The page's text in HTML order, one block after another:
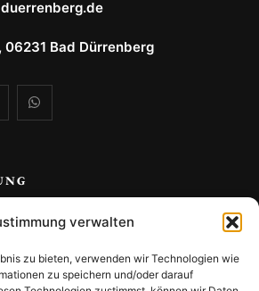
verwalten
zu bieten, verwenden wir Technologien wie
zu speichern und/oder darauf
06231 Bad Dürrenberg
Saale Unstrut e.G.
Bad Dürrenberg e.V.